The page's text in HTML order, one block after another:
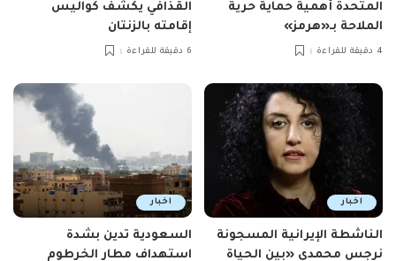
المتحدة أهمية حماية حرية
الملاحة بـ«هرمز»
4 دقيقة للقراءة
القذافي يكشف كواليس
إقامته بالزنتان
6 دقيقة للقراءة
اخبار
الناشطة الإيرانية المسجونة
نرجس محمدي «بين الحياة
اخبار
السعودية تدين بشدة
استهداف مطار الخرطوم